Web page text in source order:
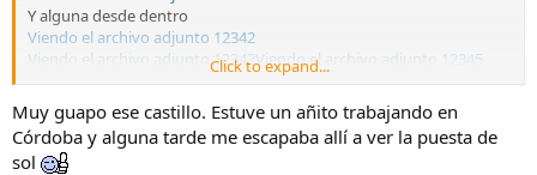
Y alguna desde dentro
Viendo el archivo adjunto 12342
Viendo el archivo adjunto 12343Viendo el archivo adjunto 12345
Viendo el archivo adjunto 12344
Click to expand...
Muy guapo ese castillo. Estuve un añito trabajando en
Córdoba y alguna tarde me escapaba allí a ver la puesta de
sol